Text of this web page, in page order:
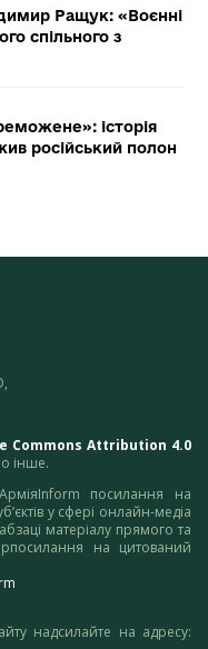
Ращук: «Воєнні
спільного з
історія
російський полон
Commons Attribution 4.0
інше.
посилання на
у сфері онлайн-медіа
матеріалу прямого та
на цитований
надсилайте на адресу: